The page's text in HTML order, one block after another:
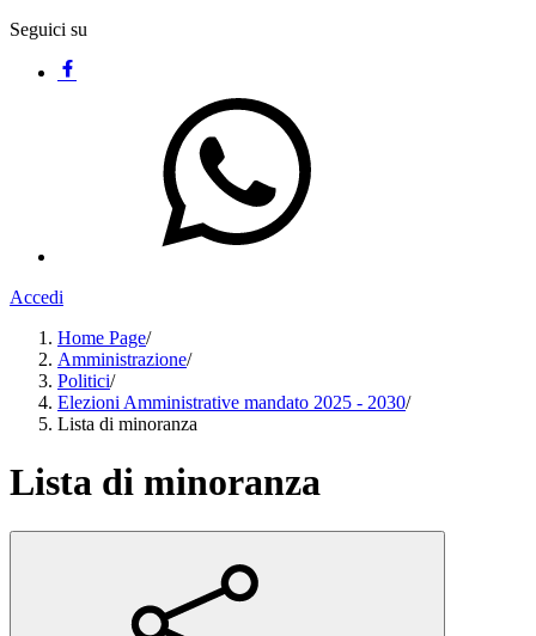
Seguici su
Accedi
Home Page/
Amministrazione/
Politici/
Elezioni Amministrative mandato 2025 - 2030/
Lista di minoranza
Lista di minoranza